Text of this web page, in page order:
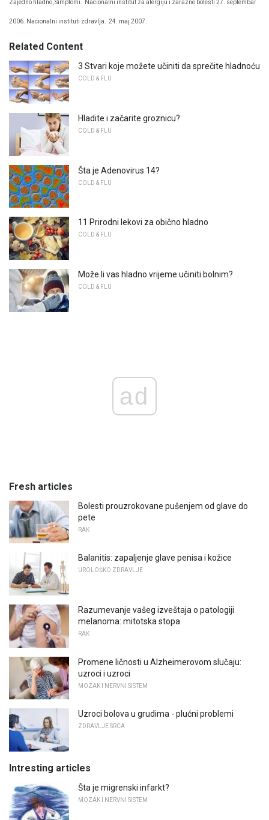
Zajedno hladno, Simptomi. Nacionalni institut za alergiju i zarazne bolesti 27. septembar
2006. Nacionalni instituti zdravlja. 24. maj 2007.
Related Content
3 Stvari koje možete učiniti da sprečite hladnoću
COLD & FLU
Hladite i začarite groznicu?
COLD & FLU
Šta je Adenovirus 14?
COLD & FLU
11 Prirodni lekovi za obično hladno
COLD & FLU
Može li vas hladno vrijeme učiniti bolnim?
COLD & FLU
ad
Fresh articles
Bolesti prouzrokovane pušenjem od glave do
pete
RAK
Balanitis: zapaljenje glave penisa i kožice
UROLOŠKO ZDRAVLJE
Razumevanje vašeg izveštaja o patologiji
melanoma: mitotska stopa
RAK
Promene ličnosti u Alzheimerovom slučaju:
uzroci i uzroci
MOZAK I NERVNI SISTEM
Uzroci bolova u grudima - plućni problemi
ZDRAVLJE SRCA
Intresting articles
Šta je migrenski infarkt?
MOZAK I NERVNI SISTEM